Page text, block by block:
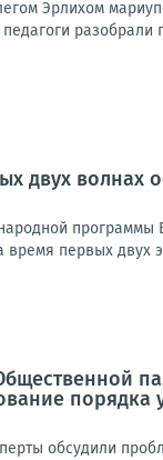
Эрлихом
разобрали
двух
первых двух
обсудили